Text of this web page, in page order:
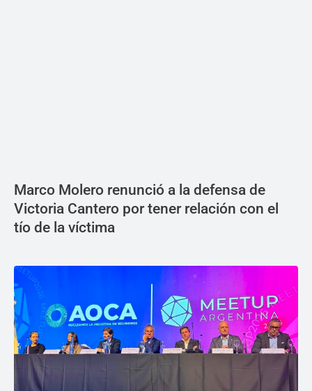
Marco Molero renunció a la defensa de
Victoria Cantero por tener relación con el
tío de la víctima